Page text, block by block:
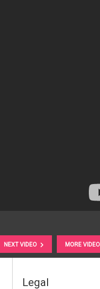
NEXT VIDEO MORE
Legal